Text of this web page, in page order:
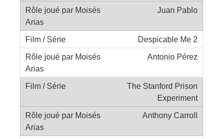
Juan Pablo
Despicable Me 2
Antonio Pérez
The Stanford Prison
Experiment
Anthony Carroll